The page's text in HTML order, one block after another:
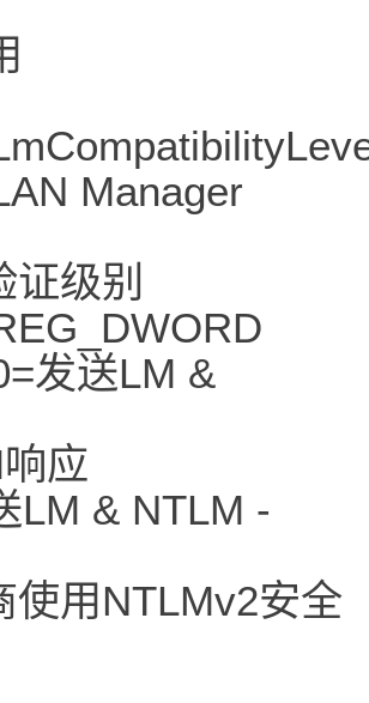
Manager
证级别
发送LM &
应
LM & NTLM -
使用NTLMv2安全